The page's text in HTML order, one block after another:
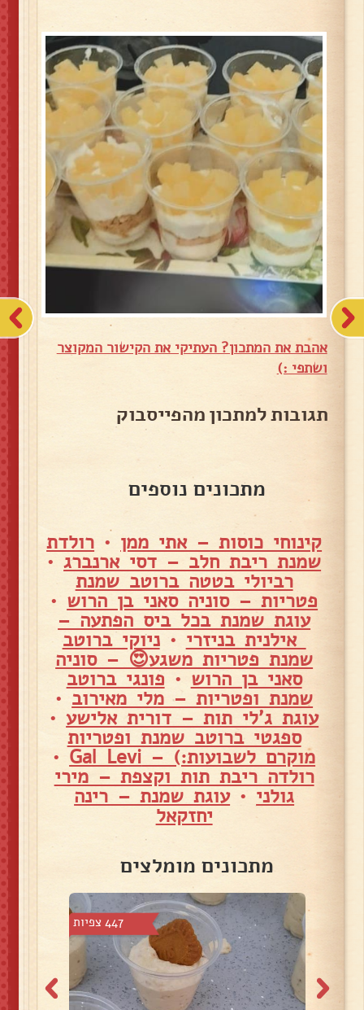
אהבת את המתכון? העתיקי את הקישור המקוצר
ושתפי :)
תגובות למתכון מהפייסבוק
מתכונים נוספים
קינוחי כוסות – אתי ממן • רולדת
שמנת ריבת חלב – דסי ארנברג•
רביולי בטטה ברוטב שמנת
פטריות – סוניה סאני בן הרוש •
עוגת שמנת בכל ביס הפתעה –
אילנית בניזרי •ניוקי ברוטב
שמנת פטריות משגע😍 – סוניה
סאני בן הרוש • פונגי ברוטב
שמנת ופטריות – מלי מאירוב •
עוגת ג'לי תות – דורית אלישע•
ספגטי ברוטב שמנת ופטריות
מוקרם לשבועות:) – Gal Levi •
רולדה ריבת תות וקצפת – מירי
גולני •עוגת שמנת – רינה
יחזקאל
מתכונים מומלצים
447 צפיות